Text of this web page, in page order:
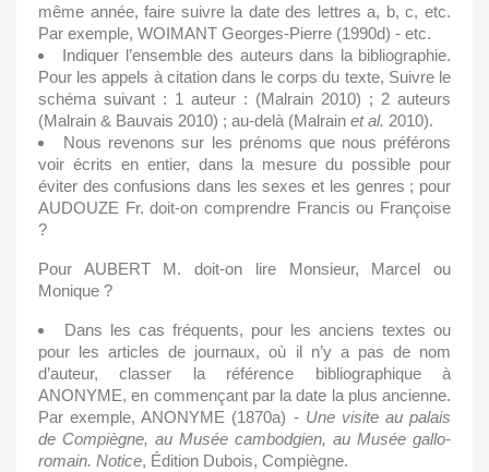
même année, faire suivre la date des lettres a, b, c, etc.
Par exemple, WOIMANT Georges-Pierre (1990d) - etc.
Indiquer l’ensemble des auteurs dans la bibliographie.
Pour les appels à citation dans le corps du texte, Suivre le
schéma suivant : 1 auteur : (Malrain 2010) ; 2 auteurs
(Malrain & Bauvais 2010) ; au-delà (Malrain et al. 2010).
Nous revenons sur les prénoms que nous préférons
voir écrits en entier, dans la mesure du possible pour
éviter des confusions dans les sexes et les genres ; pour
AUDOUZE Fr. doit-on comprendre Francis ou Françoise
?
Pour AUBERT M. doit-on lire Monsieur, Marcel ou
Monique ?
Dans les cas fréquents, pour les anciens textes ou
pour les articles de journaux, où il n’y a pas de nom
d’auteur, classer la référence bibliographique à
ANONYME, en commençant par la date la plus ancienne.
Par exemple, ANONYME (1870a) - Une visite au palais
de Compiègne, au Musée cambodgien, au Musée gallo-
romain. Notice, Édition Dubois, Compiègne.